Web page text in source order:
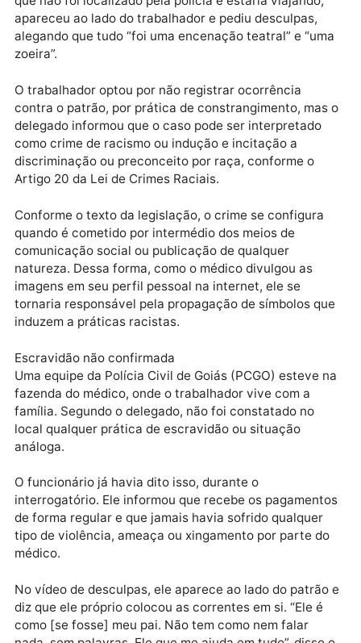
trabalha para o médico há três meses e que tudo
sido uma brincadeira.
partir de 4 pessoas
Em novo vídeo publicado no Instagram, Márcio
que não foi localizado pela polícia e estaria viajando,
apareceu ao lado do trabalhador e pediu desculpas,
alegando que tudo “foi uma encenação teatral” e
zoeira”.
O trabalhador optou por não registrar ocorrência
contra o patrão, por prática de constrangimento,
delegado informou que o caso pode ser interpretado
como crime de racismo ou indução e incitação a
discriminação ou preconceito por raça, conforme o
Artigo 20 da Lei de Crimes Raciais.
Conforme o texto da legislação, o crime se configura
quando é cometido por intermédio dos meios de
comunicação social ou publicação de qualquer
natureza. Dessa forma, como o médico divulgou as
imagens em seu perfil pessoal na internet, ele se
induzem a práticas racistas.
Escravidão não confirmada
Uma equipe da Polícia Civil de Goiás (PCGO) esteve
família. Segundo o delegado, não foi constatado no
local qualquer prática de escravidão ou situação
análoga.